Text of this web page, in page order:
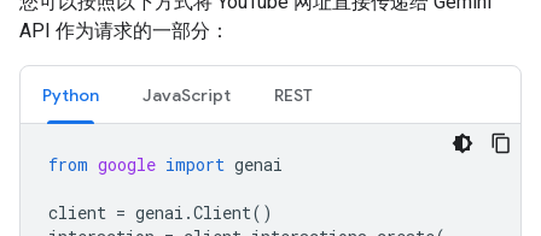
API 作为请求的一部分：
Python JavaScript REST
from google import genai
client = genai .Client()